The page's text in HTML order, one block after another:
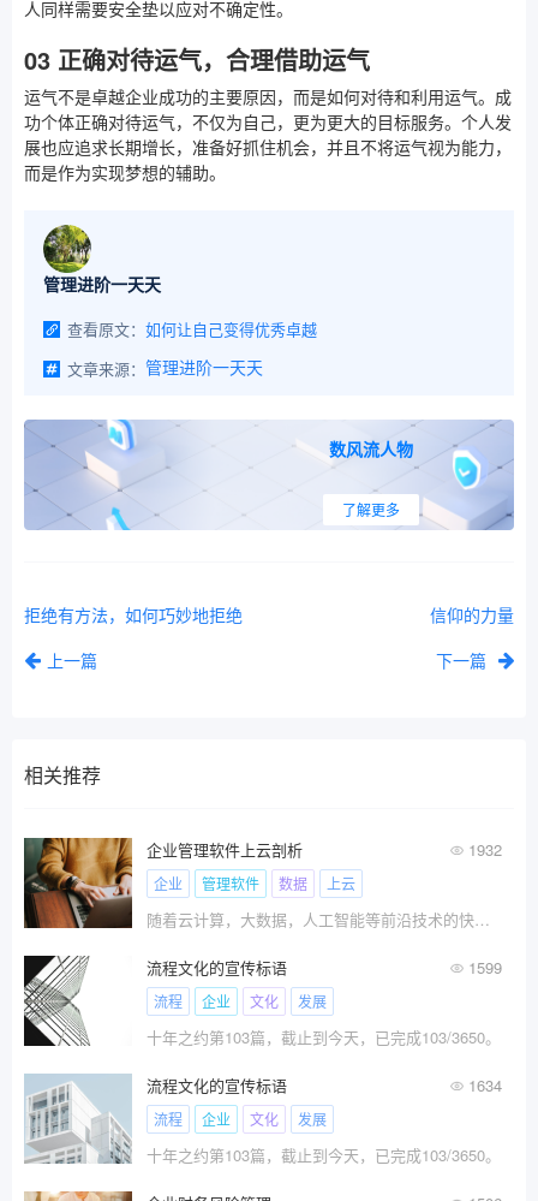
人同样需要安全垫以应对不确定性。
03 正确对待运气，合理借助运气
运气不是卓越企业成功的主要原因，而是如何对待和利用运气。成
功个体正确对待运气，不仅为自己，更为更大的目标服务。个人发
展也应追求长期增长，准备好抓住机会，并且不将运气视为能力，
而是作为实现梦想的辅助。
管理进阶一天天
查看原文： 如何让自己变得优秀卓越
文章来源： 管理进阶一天天
数风流人物
了解更多
拒绝有方法，如何巧妙地拒绝
上一篇
信仰的力量
下一篇
相关推荐
企业管理软件上云剖析 1932
企业 管理软件 数据 上云
随着云计算，大数据，人工智能等前沿技术的快速发展，给人们的生活带来了天翻复地的变化，特别对企业由传统经济向数字化经济转变起到了推动作用，同时为企业的二次转型升级和持续发展赋能。
流程文化的宣传标语 1599
流程 企业 文化 发展
十年之约第103篇，截止到今天，已完成103/3650。
流程文化的宣传标语 1634
流程 企业 文化 发展
十年之约第103篇，截止到今天，已完成103/3650。